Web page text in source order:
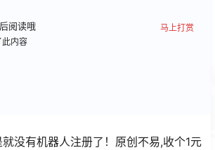
阅读哦
此内容
马上打赏
没有机器人注册了！原创不易,收个1元